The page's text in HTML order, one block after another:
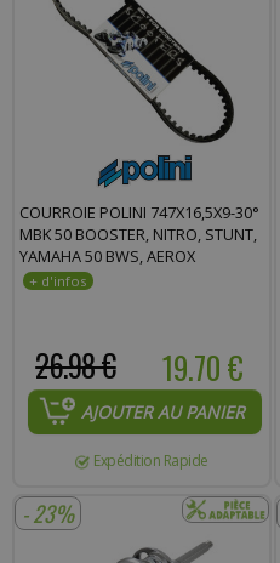
COURROIE POLINI 747X16,5X9-30°
MBK 50 BOOSTER, NITRO, STUNT,
YAMAHA 50 BWS, AEROX
19.70 €
26.98 €
AJOUTER AU PANIER
Expédition Rapide
- 23%